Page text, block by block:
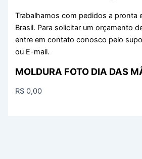
Trabalhamos com pedidos a pronta
Brasil. Para solicitar um orçamento
entre em contato conosco pelo
ou E-mail.
MOLDURA FOTO DIA DAS
R$ 0,00